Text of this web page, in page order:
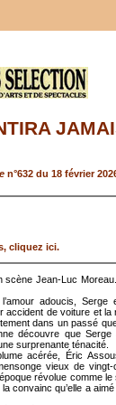
n°632 du 18 février
cliquez ici.
scène Jean-Luc
adoucis, Serge
de voiture et la
dans un passé
découvre que
surprenante ténacité.
acérée, Éric
vieux de
révolue comme
convainc qu’elle a